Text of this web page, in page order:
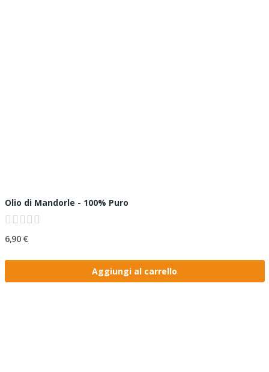
Olio di Mandorle - 100% Puro
6,90 €
Aggiungi al carrello